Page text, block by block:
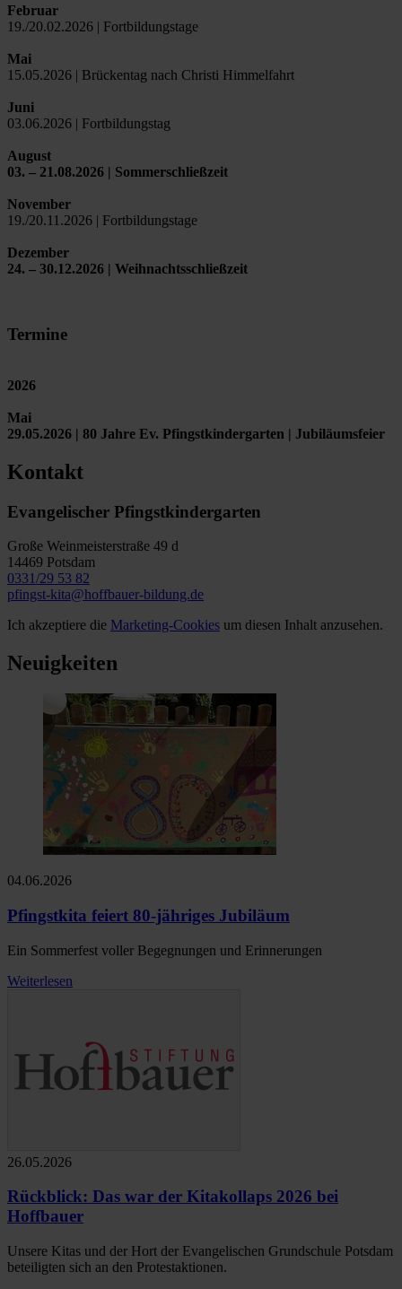
Februar
19./20.02.2026 | Fortbildungstage
Mai
15.05.2026 | Brückentag nach Christi Himmelfahrt
Juni
03.06.2026 | Fortbildungstag
August
03. – 21.08.2026 | Sommerschließzeit
November
19./20.11.2026 | Fortbildungstage
Dezember
24. – 30.12.2026 | Weihnachtsschließzeit
Termine
2026
Mai
29.05.2026 | 80 Jahre Ev. Pfingstkindergarten | Jubiläumsfeier
Kontakt
Evangelischer Pfingstkindergarten
Große Weinmeisterstraße 49 d
14469 Potsdam
0331/29 53 82
pfingst-kita@hoffbauer-bildung.de
Ich akzeptiere die Marketing-Cookies um diesen Inhalt anzusehen.
Neuigkeiten
04.06.2026
Pfingstkita feiert 80-jähriges Jubiläum
Ein Sommerfest voller Begegnungen und Erinnerungen
Weiterlesen
26.05.2026
Rückblick: Das war der Kitakollaps 2026 bei
Hoffbauer
Unsere Kitas und der Hort der Evangelischen Grundschule Potsdam
beteiligten sich an den Protestaktionen.